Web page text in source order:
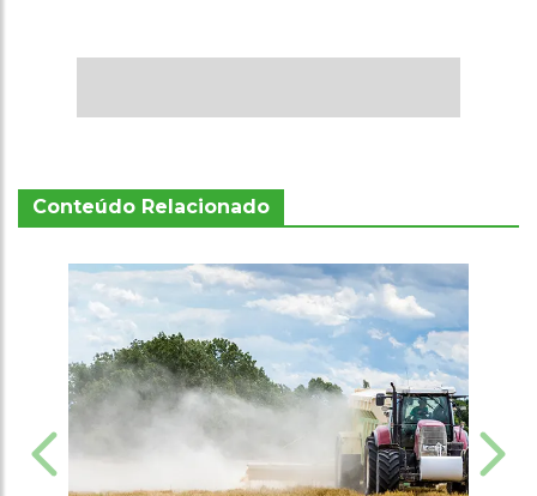
Conteúdo Relacionado